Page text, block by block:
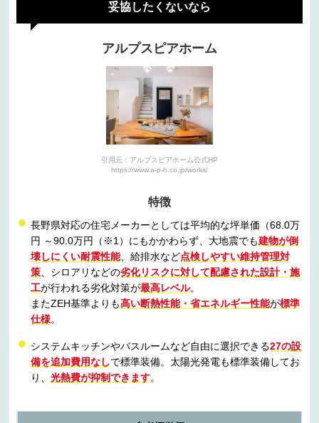
妥協したくないなら
アルプスピアホーム
引用元：アルプスピアホーム公式HP
https://www.a-p-h.co.jp/works/
特徴
長野県対応の住宅メーカーとしては平均的な坪単価（68.0万
円 ～90.0万円（※1）にもかかわらず、大地震でも建物が倒
壊しにくい耐震性能、給排水など点検しやすい維持管理対
策 、シロアリなどの劣化リスクに対して配慮された設計・施
工が行われる劣化対策が最高レベル。
またZEH基準よりも高い断熱性能・省エネルギー性能が標準
仕様。
システムキッチンやバスルームなど自由に選択できる27の設
備を追加費用なしで標準装備。太陽光発電も標準装備してお
り、光熱費が抑制できます。